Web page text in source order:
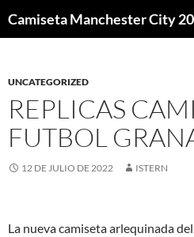
Camiseta Manchester City
UNCATEGORIZED
REPLICAS
FUTBOL
12 DE JULIO DE 2022 ISTERN
La nueva camiseta arlequinada